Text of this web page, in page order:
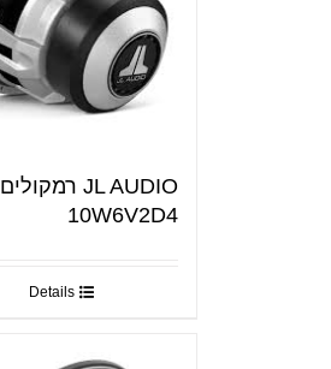
JL AUDIO רמקולים
10W6V2D4
Details